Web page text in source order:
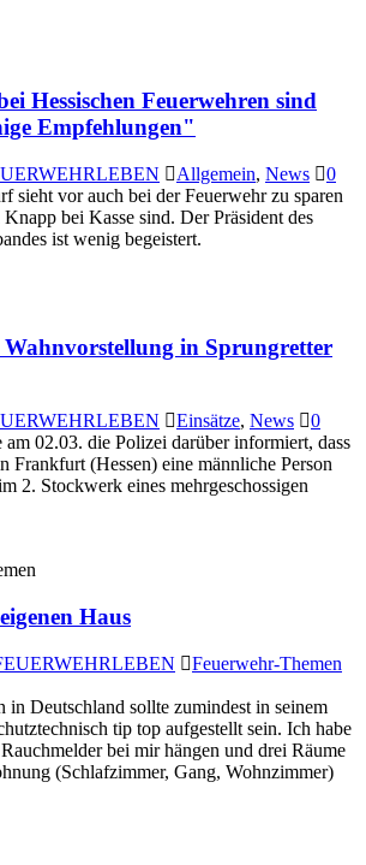
Hessischen Feuerwehren sind
Empfehlungen"
Allgemein, News
0
sieht vor auch bei der Feuerwehr zu sparen
bei Kasse sind. Der Präsident des
ist wenig begeistert.
in Sprungretter
Einsätze, News
0
02.03. die Polizei darüber informiert, dass
Frankfurt (Hessen) eine männliche Person
2. Stockwerk eines mehrgeschossigen
Haus
Feuerwehr-Themen
in Deutschland sollte zumindest in seinem
tip top aufgestellt sein. Ich habe
bei mir hängen und drei Räume
(Schlafzimmer, Gang, Wohnzimmer)